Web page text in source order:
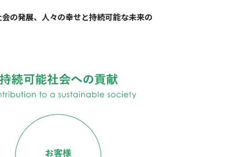
の発展、⼈々の幸せと持続可能な未来の